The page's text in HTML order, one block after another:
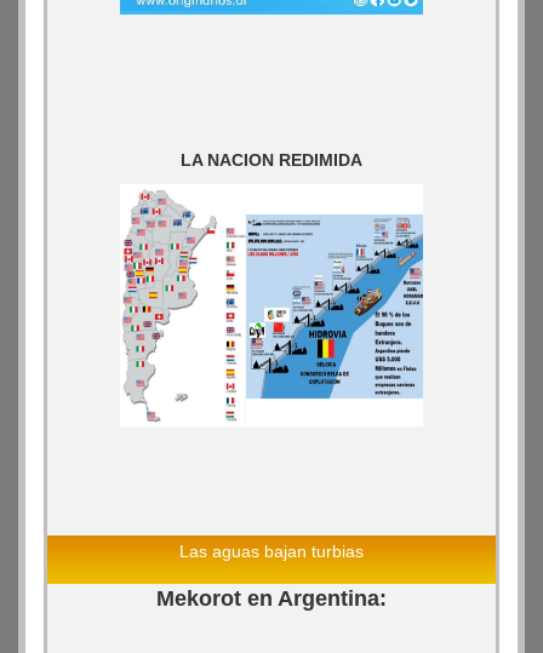
LA NACION REDIMIDA
Las aguas bajan turbias
Mekorot en Argentina: